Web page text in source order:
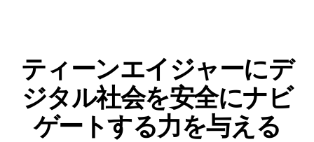
ティーンエイジャーにデ
ジタル社会を安全にナビ
ゲートする力を与える